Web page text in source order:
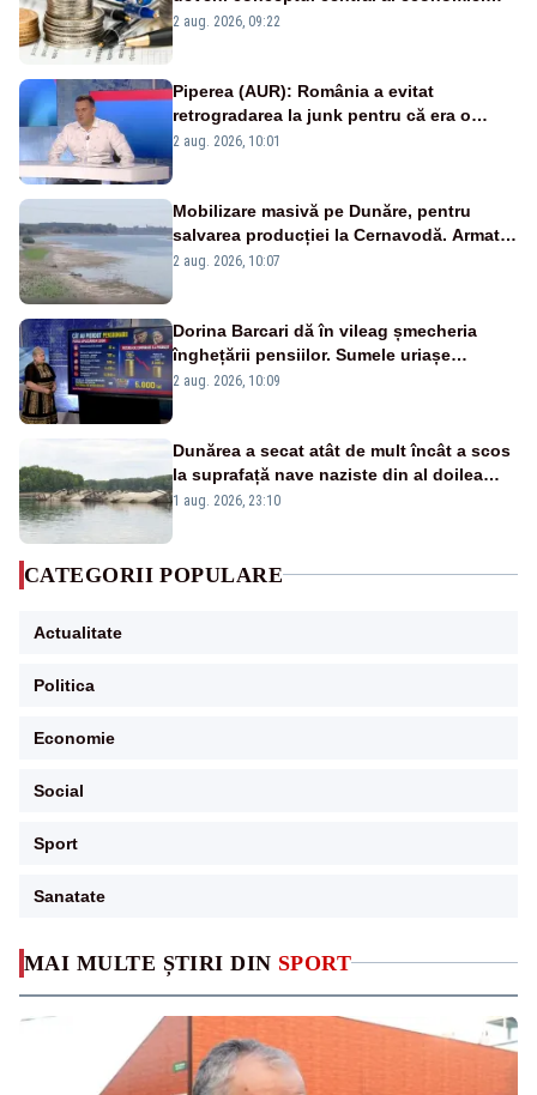
MAI MULTE ȘTIRI DIN SPORT
viitoare?
2 aug. 2026, 09:22
Piperea (AUR): România a evitat
retrogradarea la junk pentru că era o
catastrofă pentru bănci și fondurile de
2 aug. 2026, 10:01
Mobilizare masivă pe Dunăre, pentru
salvarea producției la Cernavodă. Armata
va detona o stâncă și va devia apa
2 aug. 2026, 10:07
Dorina Barcari dă în vileag șmecheria
înghețării pensiilor. Sumele uriașe
pierdute de fiecare român
2 aug. 2026, 10:09
Dunărea a secat atât de mult încât a scos
la suprafață nave naziste din al doilea
război mondial
1 aug. 2026, 23:10
CATEGORII POPULARE
Actualitate
Politica
Economie
Social
Sport
Sanatate